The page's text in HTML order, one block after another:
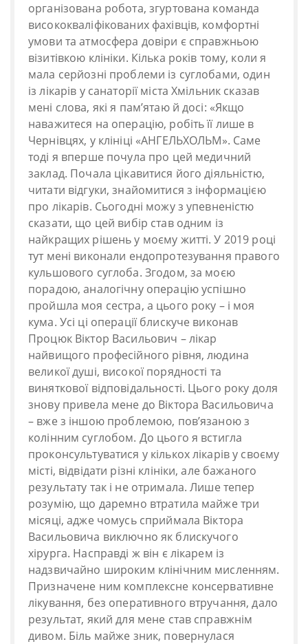
організована робота, згуртована команда
висококваліфікованих фахівців, комфортні
умови та атмосфера довіри є справжньою
візитівкою клініки. Кілька років тому, коли я
мала серйозні проблеми із суглобами, один
із лікарів у санаторії міста Хмільник сказав
мені слова, які я пам’ятаю й досі: «Якщо
наважитеся на операцію, робіть її лише в
Чернівцях, у клініці «АНГЕЛЬХОЛЬМ». Саме
тоді я вперше почула про цей медичний
заклад. Почала цікавитися його діяльністю,
читати відгуки, знайомитися з інформацією
про лікарів. Сьогодні можу з упевненістю
сказати, що цей вибір став одним із
найкращих рішень у моєму житті. У 2019 році
тут мені виконали ендопротезування правого
кульшового суглоба. Згодом, за моєю
порадою, аналогічну операцію успішно
пройшла моя сестра, а цього року – і моя
кума. Усі ці операції блискуче виконав
Процюк Віктор Васильович – лікар
найвищого професійного рівня, людина
великої душі, високої порядності та
виняткової відповідальності. Цього року доля
знову привела мене до Віктора Васильовича
– вже з іншою проблемою, пов’язаною з
колінним суглобом. До цього я встигла
проконсультуватися у кількох лікарів у своєму
місті, відвідати різні клініки, але бажаного
результату так і не отримала. Лише тепер
розумію, що даремно втратила майже три
місяці, адже чомусь сприймала Віктора
Васильовича виключно як блискучого
хірурга. Насправді ж він є лікарем із
надзвичайно широким клінічним мисленням.
Призначене ним комплексне консервативне
лікування, без оперативного втручання, дало
результат, який для мене став справжнім
дивом. Біль майже зник, повернулася